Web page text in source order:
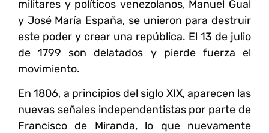
militares y políticos venezolanos, Manuel Gual
y José María España, se unieron para destruir
este poder y crear una república. El 13 de julio
de 1799 son delatados y pierde fuerza el
movimiento.
En 1806, a principios del siglo XIX, aparecen las
nuevas señalesindependentistaspor parte de
Francisco de Miranda, lo que nuevamente